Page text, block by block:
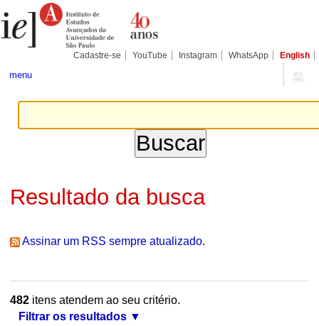
para
conteúdo.
Pessoais
Cadastre-se YouTube Instagram WhatsApp English
menu
Resultado da busca
Assinar um RSS sempre atualizado.
482itens atendem ao seu critério.
Filtrar os resultados